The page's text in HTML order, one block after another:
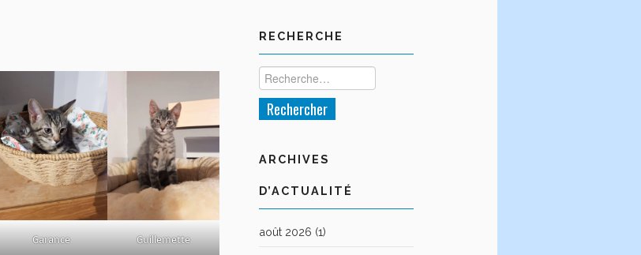
Garance Guillemette
RECHERCHE
ARCHIVES
D’ACTUALITÉ
août 2026 (1)